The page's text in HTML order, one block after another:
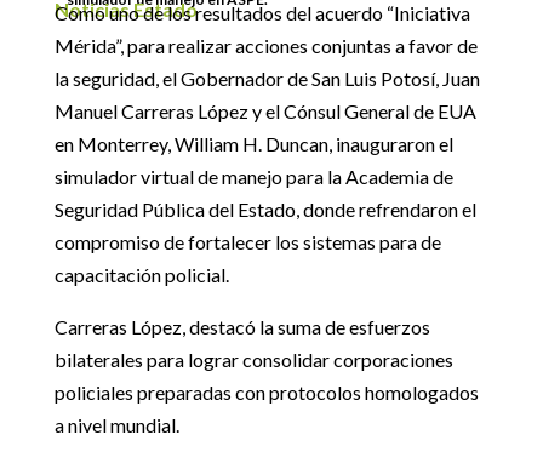
Noticias Estado
Como uno de los resultados del acuerdo “Iniciativa
Mérida”, para realizar acciones conjuntas a favor de
la seguridad, el Gobernador de San Luis Potosí, Juan
Manuel Carreras López y el Cónsul General de EUA
en Monterrey, William H. Duncan, inauguraron el
simulador virtual de manejo para la Academia de
Seguridad Pública del Estado, donde refrendaron el
compromiso de fortalecer los sistemas para de
capacitación policial.
Carreras López, destacó la suma de esfuerzos
bilaterales para lograr consolidar corporaciones
policiales preparadas con protocolos homologados
a nivel mundial.